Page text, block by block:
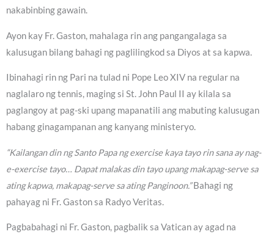
nakabinbing gawain.
Ayon kay Fr. Gaston, mahalaga rin ang pangangalaga sa
kalusugan bilang bahagi ng paglilingkod sa Diyos at sa kapwa.
Ibinahagi rin ng Pari na tulad ni Pope Leo XIV na regular na
naglalaro ng tennis, maging si St. John Paul II ay kilala sa
paglangoy at pag-ski upang mapanatili ang mabuting kalusugan
habang ginagampanan ang kanyang ministeryo.
“Kailangan din ng Santo Papa ng exercise kaya tayo rin sana ay nag-
e-exercise tayo… Dapat malakas din tayo upang makapag-serve sa
ating kapwa, makapag-serve sa ating Panginoon.”Bahagi ng
pahayag ni Fr. Gaston sa Radyo Veritas.
Pagbabahagi ni Fr. Gaston, pagbalik sa Vatican ay agad na